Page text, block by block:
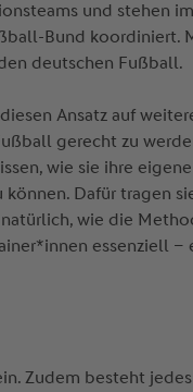
und stehen
Bund koordiniert.
deutschen Fußball.
Ansatz auf
gerecht zu
wie sie ihre eigene
Dafür tragen
wie die
essenziell –
Zudem besteht jedes